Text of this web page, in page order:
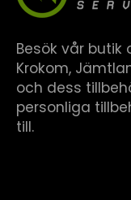
Besök vår
Krokom,
och dess
personliga
till.